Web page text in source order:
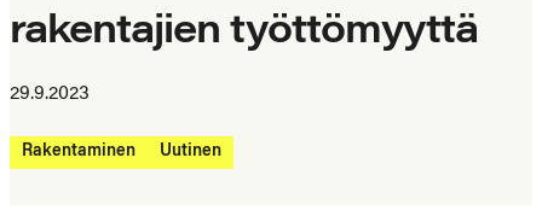
rakentajien työttömyyttä
29.9.2023
Rakentaminen Uutinen